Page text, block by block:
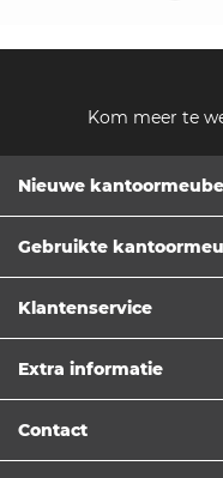
Kom meer te
Nieuwe
Gebruikte
Klantenservice
Extra informatie
Contact